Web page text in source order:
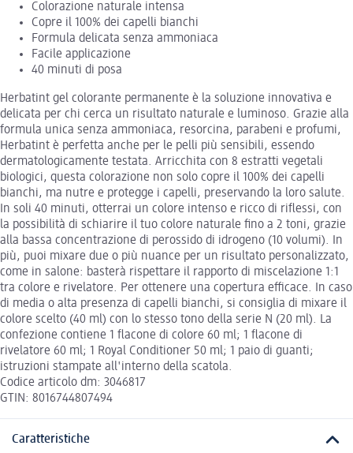
Colorazione naturale intensa
Copre il 100% dei capelli bianchi
Formula delicata senza ammoniaca
Facile applicazione
40 minuti di posa
Herbatint gel colorante permanente è la soluzione innovativa e
delicata per chi cerca un risultato naturale e luminoso. Grazie alla
formula unica senza ammoniaca, resorcina, parabeni e profumi,
Herbatint è perfetta anche per le pelli più sensibili, essendo
dermatologicamente testata. Arricchita con 8 estratti vegetali
biologici, questa colorazione non solo copre il 100% dei capelli
bianchi, ma nutre e protegge i capelli, preservando la loro salute.
In soli 40 minuti, otterrai un colore intenso e ricco di riflessi, con
la possibilità di schiarire il tuo colore naturale fino a 2 toni, grazie
alla bassa concentrazione di perossido di idrogeno (10 volumi). In
più, puoi mixare due o più nuance per un risultato personalizzato,
come in salone: basterà rispettare il rapporto di miscelazione 1:1
tra colore e rivelatore. Per ottenere una copertura efficace. In caso
di media o alta presenza di capelli bianchi, si consiglia di mixare il
colore scelto (40 ml) con lo stesso tono della serie N (20 ml). La
confezione contiene 1 flacone di colore 60 ml; 1 flacone di
rivelatore 60 ml; 1 Royal Conditioner 50 ml; 1 paio di guanti;
istruzioni stampate all'interno della scatola.
Codice articolo dm: 3046817
GTIN: 8016744807494
Caratteristiche